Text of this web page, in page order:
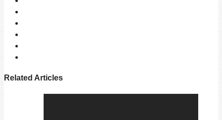
Related Articles